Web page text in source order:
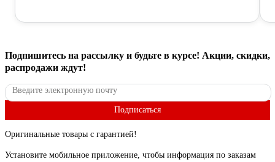
Подпишитесь на рассылку и будьте в курсе! Акции, скидки,
распродажи ждут!
Подписаться
Оригинальные товары с гарантией!
Установите мобильное приложение, чтобы информация по заказам